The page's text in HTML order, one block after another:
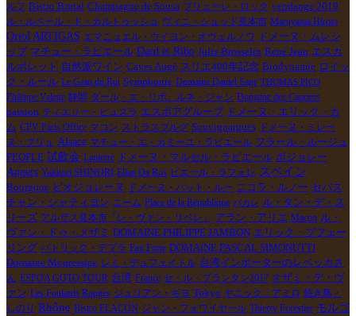
ルフ Bistro Brutal Champagne de Sousa プリューレ・ロック vendange 2019
ル・ルペール・ド・カルトゥッシュ ヴィニ・シュッド見本市 Maruyama Hiroto
Oriol ARTIGAS エマニュエル・ウイヨン・オヴェルノワ
ドメーヌ・ムレシ
ップ マチュー・ラピエール Dard et Ribo Julie Brosselin René Jean エスカ
ルポレット 自然派ワイン Caves Augé スリエ400年記念 Biodynamie ロイッ
ク・ルール Le Grau du Roi Symphonie Domaine Daniel Sage THOMAS PICO
Philippe Valette 静岡 ダール・エ・リボ、ルネ・ジャン Domaine des Capriers
passion ティエリー・ピュズラ エスポアグループ
ドメーヌ・エリック・カ
ム CPV Paris Office マコン ストラスブルグ Souvignargues ドメーヌ・ミレー
ヌ・ブリュ Alsace マチュー・エ・カミーユ・ラピエール フラール・ルージュ
PEOPLE 試飲会 Lapierre ドメーヌ・マルセル・ラピエール ボジョレー
Angers Yakitori SHINORI Elian Da Ros ピエール・ラフォレ スペイン
Bourgone ビオジョレーヌ ドメーヌ・パット・ルー ニコラ・ルノー セバス
チャン・シャティヨン ニーム Place de la République パカレ ル・タン・デ・ス
リーズ アルザス見本市「レ・ヴァン・リベレ」 アラン・アリエ Macon ル・
ヴァン・ドゥ・メザミ DOMAINE PHILIPPE JAMBON エリック・プフェー
リング パトリック・デプラ Eau Forte DOMAINE PASCAL SIMONUTTI
Domaine Mouressipe レミ・デュフェイトル 台湾インポーターのレベッカさ
ん ESPOA GOTO TOUR 台湾 France セ・ル・プランタン2017 オザミ・デ・ヴ
ァン Les Foulards Rouges ジュリアン・ギヨ Tokyo ヤニック・アミロ 焼き鳥・
しのり Rhône Bistro FLACON ジャン・フォワイヤール Thierry Forestier モルゴ